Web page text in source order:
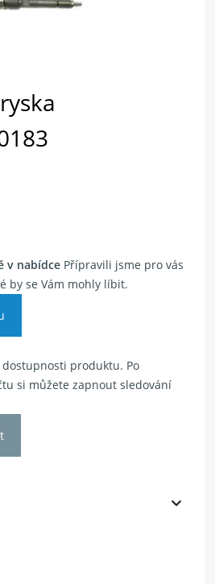
v nabídce Přípravili jsme pro vás
by se Vám mohly líbit.
produktu. Po
si můžete zapnout sledování